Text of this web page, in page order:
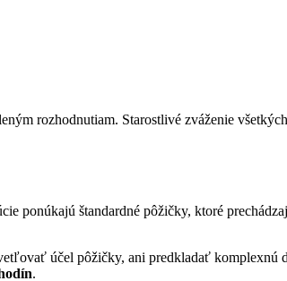
rozhodnutiam. Starostlivé zváženie
ponúkajú štandardné pôžičky, ktoré
účel pôžičky, ani predkladať komplexnú
.